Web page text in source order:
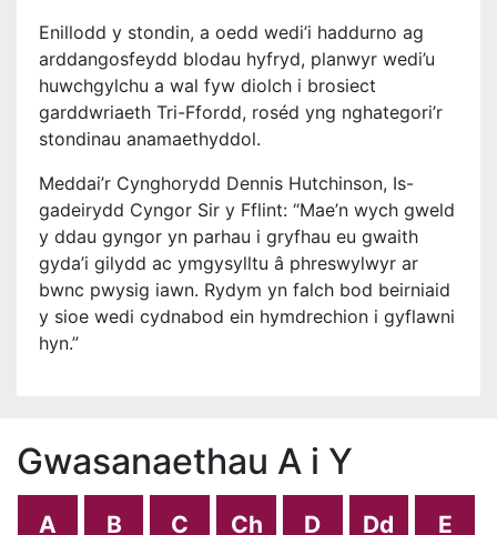
Enillodd y stondin, a oedd wedi’i haddurno ag
arddangosfeydd blodau hyfryd, planwyr wedi’u
huwchgylchu a wal fyw diolch i brosiect
garddwriaeth Tri-Ffordd, roséd yng nghategori’r
stondinau anamaethyddol.
Meddai’r Cynghorydd Dennis Hutchinson, Is-
gadeirydd Cyngor Sir y Fflint: “Mae’n wych gweld
y ddau gyngor yn parhau i gryfhau eu gwaith
gyda’i gilydd ac ymgysylltu â phreswylwyr ar
bwnc pwysig iawn. Rydym yn falch bod beirniaid
y sioe wedi cydnabod ein hymdrechion i gyflawni
hyn.”
Gwasanaethau A i Y
A B C Ch D Dd E